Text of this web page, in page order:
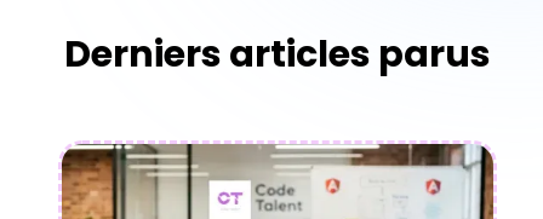
Derniers articles parus